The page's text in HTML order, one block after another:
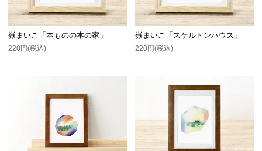
嶽まいこ「本ものの本の家」
220円(税込)
嶽まいこ「スケルトンハウス」
220円(税込)